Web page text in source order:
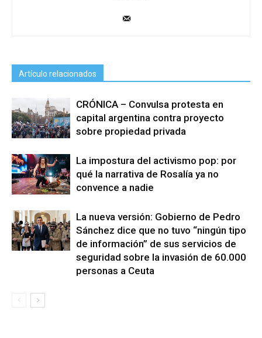
Artículo relacionados
CRÓNICA – Convulsa protesta en
capital argentina contra proyecto
sobre propiedad privada
La impostura del activismo pop: por
qué la narrativa de Rosalía ya no
convence a nadie
La nueva versión: Gobierno de Pedro
Sánchez dice que no tuvo “ningún tipo
de información” de sus servicios de
seguridad sobre la invasión de 60.000
personas a Ceuta